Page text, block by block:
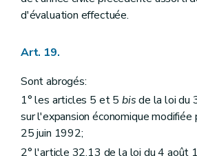
d'évaluation effectuée.
Art. 19.
Sont abrogés:
1° les articles 5 et 5 bisde la loi du
sur l'expansion économique
25 juin 1992;
2° l'article 32.13 de la loi du 4 août